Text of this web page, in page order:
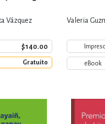
Vázquez
$140.00
Gratuito
Valeria
eBook